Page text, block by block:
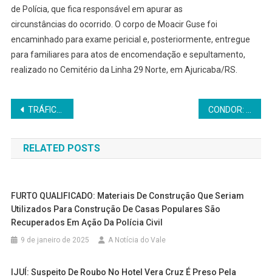
de Polícia, que fica responsável em apurar as
circunstâncias do ocorrido. O corpo de Moacir Guse foi
encaminhado para exame pericial e, posteriormente, entregue
para familiares para atos de encomendação e sepultamento,
realizado no Cemitério da Linha 29 Norte, em Ajuricaba/RS.
Navegação
de
Post
TRÁFICO DE DROGAS: Brigada Militar prende elementos em atividade de narcotraficância no bairro Erica CONDOR: Carreta bloqueia parcialmente BR-158 após manobra evasiva à sinistro
RELATED POSTS
FURTO QUALIFICADO: Materiais De Construção Que Seriam
Utilizados Para Construção De Casas Populares São
Recuperados Em Ação Da Polícia Civil
9 de janeiro de 2025 A Notícia do Vale
IJUÍ: Suspeito De Roubo No Hotel Vera Cruz É Preso Pela